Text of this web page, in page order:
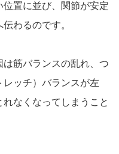
置に並び、関節が安定
わるのです。
筋バランスの乱れ、つ
レッチ）バランスが左
なくなってしまうこと